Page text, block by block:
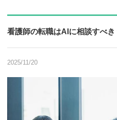
看護師の転職はAIに相談すべ
2025/11/20